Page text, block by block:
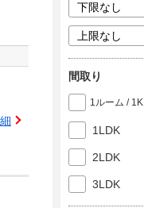
間取り
1ルーム / 1K
1LDK
2LDK
3LDK